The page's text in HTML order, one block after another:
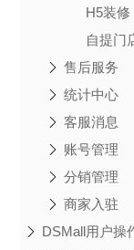
H5装修
自提门
售后服务
统计中心
客服消息
账号管理
分销管理
商家入驻
DSMall用户操